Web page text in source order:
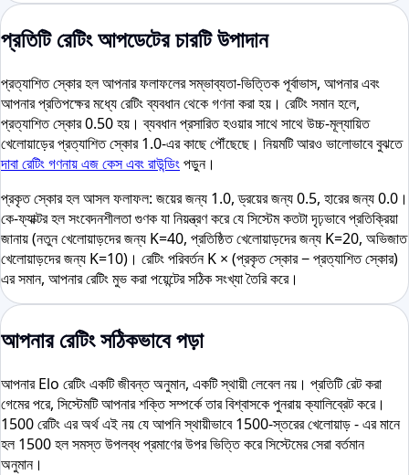
প্রতিটি রেটিং আপডেটের চারটি উপাদান
প্রত্যাশিত স্কোর হল আপনার ফলাফলের সম্ভাব্যতা-ভিত্তিক পূর্বাভাস, আপনার এবং
আপনার প্রতিপক্ষের মধ্যে রেটিং ব্যবধান থেকে গণনা করা হয়। রেটিং সমান হলে,
প্রত্যাশিত স্কোর 0.50 হয়। ব্যবধান প্রসারিত হওয়ার সাথে সাথে উচ্চ-মূল্যায়িত
খেলোয়াড়ের প্রত্যাশিত স্কোর 1.0-এর কাছে পৌঁছেছে। নিয়মটি আরও ভালোভাবে বুঝতে
দাবা রেটিং গণনায় এজ কেস এবং রাউন্ডিংপড়ুন।
প্রকৃত স্কোর হল আসল ফলাফল: জয়ের জন্য 1.0, ড্রয়ের জন্য 0.5, হারের জন্য 0.0।
কে-ফ্যাক্টর হল সংবেদনশীলতা গুণক যা নিয়ন্ত্রণ করে যে সিস্টেম কতটা দৃঢ়ভাবে প্রতিক্রিয়া
জানায় (নতুন খেলোয়াড়দের জন্য K=40, প্রতিষ্ঠিত খেলোয়াড়দের জন্য K=20, অভিজাত
খেলোয়াড়দের জন্য K=10)। রেটিং পরিবর্তন K × (প্রকৃত স্কোর − প্রত্যাশিত স্কোর)
এর সমান, আপনার রেটিং মুভ করা পয়েন্টের সঠিক সংখ্যা তৈরি করে।
আপনার রেটিং সঠিকভাবে পড়া
আপনার Elo রেটিং একটি জীবন্ত অনুমান, একটি স্থায়ী লেবেল নয়। প্রতিটি রেট করা
গেমের পরে, সিস্টেমটি আপনার শক্তি সম্পর্কে তার বিশ্বাসকে পুনরায় ক্যালিব্রেট করে।
1500 রেটিং এর অর্থ এই নয় যে আপনি স্থায়ীভাবে 1500-স্তরের খেলোয়াড় - এর মানে
হল 1500 হল সমস্ত উপলব্ধ প্রমাণের উপর ভিত্তি করে সিস্টেমের সেরা বর্তমান
অনুমান।